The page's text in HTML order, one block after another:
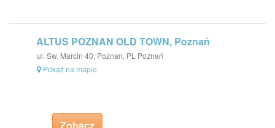
ALTUS POZNAN OLD TOWN, Poznań
ul. Sw. Marcin 40, Poznan, PL Poznań
Pokaż na mapie